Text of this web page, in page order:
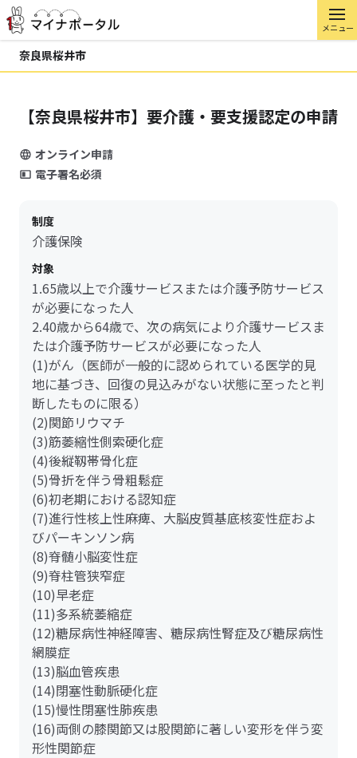
メニュー
奈良県桜井市
【奈良県桜井市】要介護・要支援認定の申請
オンライン申請
電子署名必須
制度
介護保険
対象
1.65歳以上で介護サービスまたは介護予防サービス
が必要になった人
2.40歳から64歳で、次の病気により介護サービスま
たは介護予防サービスが必要になった人
(1)がん（医師が一般的に認められている医学的見
地に基づき、回復の見込みがない状態に至ったと判
断したものに限る）
(2)関節リウマチ
(3)筋萎縮性側索硬化症
(4)後縦靱帯骨化症
(5)骨折を伴う骨粗鬆症
(6)初老期における認知症
(7)進行性核上性麻痺、大脳皮質基底核変性症およ
びパーキンソン病
(8)脊髄小脳変性症
(9)脊柱管狭窄症
(10)早老症
(11)多系統萎縮症
(12)糖尿病性神経障害、糖尿病性腎症及び糖尿病性
網膜症
(13)脳血管疾患
(14)閉塞性動脈硬化症
(15)慢性閉塞性肺疾患
(16)両側の膝関節又は股関節に著しい変形を伴う変
形性関節症